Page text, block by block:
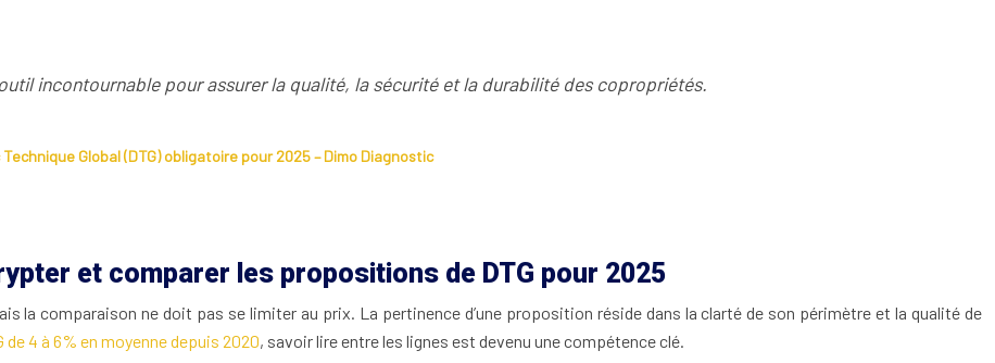
incontournable pour assurer la qualité, la sécurité et la durabilité des copropriétés.
Global (DTG) obligatoire pour 2025 – Dimo Diagnostic
et comparer les propositions de DTG pour 2025
la comparaison ne doit pas se limiter au prix. La pertinence d’une proposition réside dans la clarté de son périmètre et la qualité de
4 à 6% en moyenne depuis 2020, savoir lire entre les lignes est devenu une compétence clé.